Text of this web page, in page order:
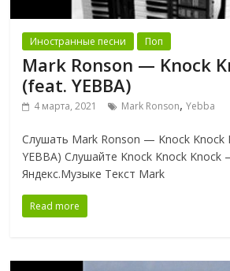
Иностранные песни Поп
Mark Ronson — Knock
(feat. YEBBA)
4 марта, 2021 Mark Ronson,Yebba
Слушать Mark Ronson — Knock Knock
YEBBA) Слушайте Knock Knock Knock
Яндекс.Музыке Текст Mark
Read more